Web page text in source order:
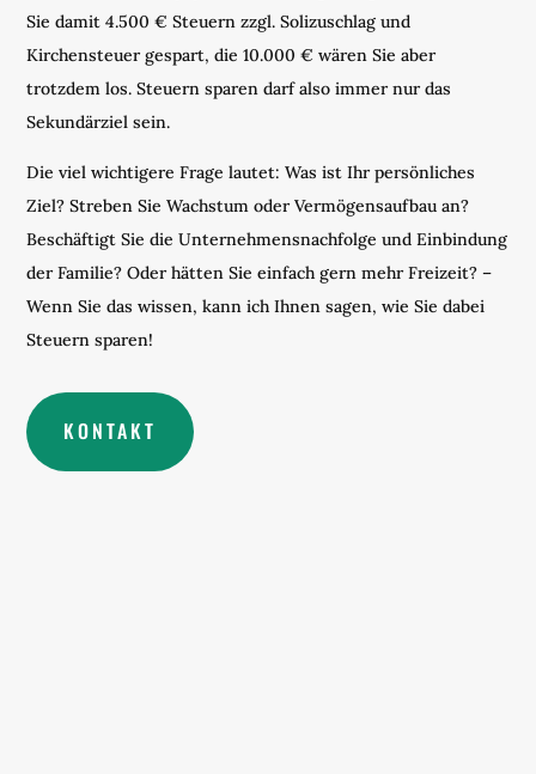
Sie damit 4.500 € Steuern zzgl. Solizuschlag und
Kirchensteuer gespart, die 10.000 € wären Sie aber
trotzdem los. Steuern sparen darf also immer nur das
Sekundärziel sein.
Die viel wichtigere Frage lautet: Was ist Ihr persönliches
Ziel? Streben Sie Wachstum oder Vermögensaufbau an?
Beschäftigt Sie die Unternehmensnachfolge und Einbindung
der Familie? Oder hätten Sie einfach gern mehr Freizeit? –
Wenn Sie das wissen, kann ich Ihnen sagen, wie Sie dabei
Steuern sparen!
KONTAKT